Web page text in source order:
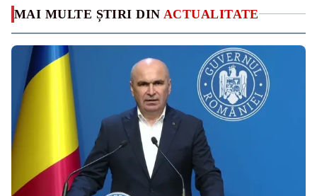
MAI MULTE ȘTIRI DIN ACTUALITATE